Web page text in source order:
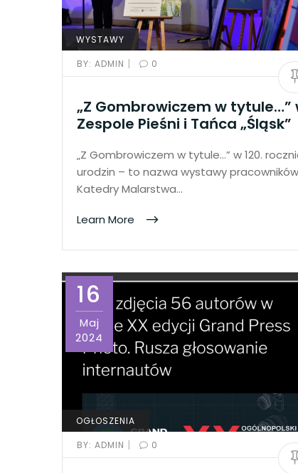
WYSTAWY
BY: ADMIN | 0
„Z Gombrowiczem w tytule…”
Zespole Pieśni i Tańca „Śląsk”
„Z Gombrowiczem w tytule…” w 120.
urodzin – to nazwa wystawy pracowników
Katedry Malarstwa…
Learn More
16
Maj
2024
OGŁOSZENIA
BY: ADMIN | 0